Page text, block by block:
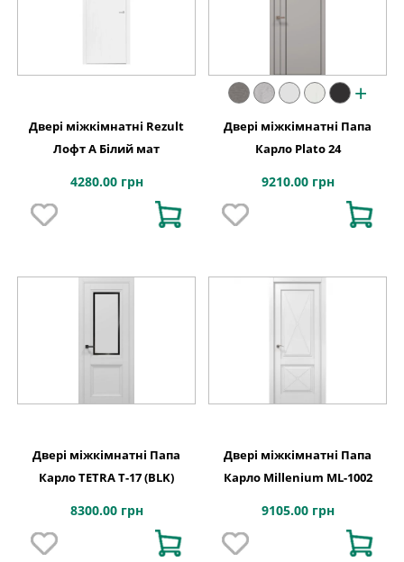
Двері міжкімнатні Rezult
Лофт А Білий мат
4280.00 грн
+
Двері міжкімнатні Папа
Карло Plato 24
9210.00 грн
Двері міжкімнатні Папа
Карло TETRA Т-17 (BLK)
8300.00 грн
Двері міжкімнатні Папа
Карло Millenium ML-1002
9105.00 грн